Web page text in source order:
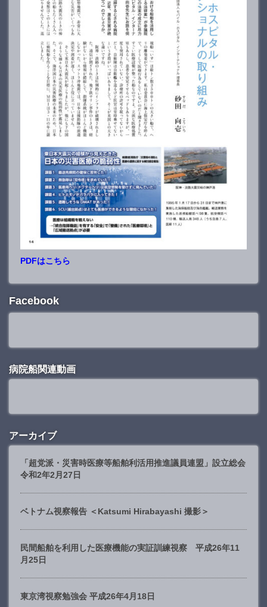
PDFはこちら
Facebook
病院船関連動画
アーカイブ
「超党派・災害時医療等船舶利活用推進議員連盟」設立総会
令和2年2月27日
ベトナム視察報告 ＜Katsumi Hirabayashi 撮影＞
民間船舶を利用した医療機能の実証訓練視察 平成26年11
月25日
東京湾視察勉強会 平成26年4月18日